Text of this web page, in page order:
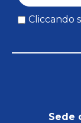
Cliccando
Sede